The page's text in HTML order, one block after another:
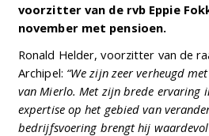
voorzitter van de rvb Eppie
november met pensioen.
Ronald Helder, voorzitter van de
Archipel: “We zijn zeer verheugd
van Mierlo. Met zijn brede ervaring
expertise op het gebied van
bedrijfsvoering brengt hij